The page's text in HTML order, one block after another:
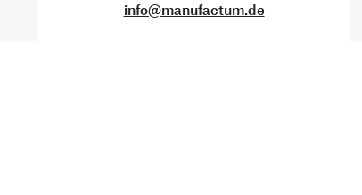
info@manufactum.de